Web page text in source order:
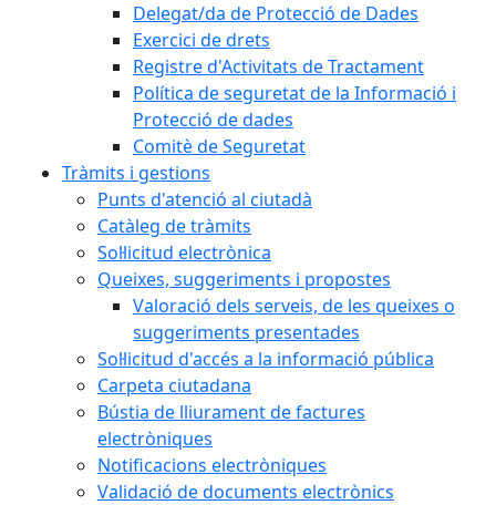
Delegat/da de Protecció de Dades
Exercici de drets
Registre d'Activitats de Tractament
Política de seguretat de la Informació i
Protecció de dades
Comitè de Seguretat
Tràmits i gestions
Punts d'atenció al ciutadà
Catàleg de tràmits
Sol·licitud electrònica
Queixes, suggeriments i propostes
Valoració dels serveis, de les queixes o
suggeriments presentades
Sol·licitud d'accés a la informació pública
Carpeta ciutadana
Bústia de lliurament de factures
electròniques
Notificacions electròniques
Validació de documents electrònics